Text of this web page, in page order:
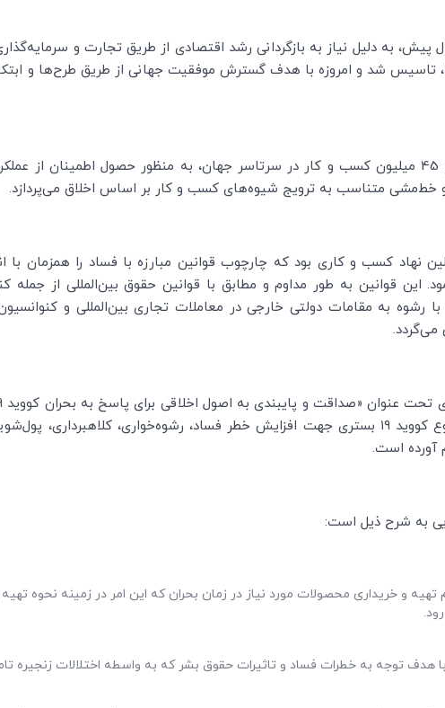
به دلیل نیاز به بازگردانی رشد اقتصادی از طریق تجارت و
تاسیس شد و امروزه با هدف گسترش موفقیت جهانی از طریق طرح­‌ها و
اتاق بازرگانی بین‌المللی به نمایندگی از بیش از 45 میلیون کسب و کار در سرتاسر جهان، به منظور
و خط‌مشی متناسب به ترویج شیوه‌های کسب و کار بر اساس اخلاق می‌پردازد.
1977، اولین نهاد کسب و کاری بود که چارچوب قوانین مبارزه با فساد را
این قوانین به طور مداوم و مطابق با قوانین حقوق بین‌المللی از
با رشوه به مقامات دولتی خارجی در معاملات تجاری بین‌المللی و
می‌گردد.
شرایط حاصل از این بیماری پرداخته است. شیوع کووید ۱۹ بستری جهت افزایش خطر فساد، رشوه‌خواری،
آورده است.
به شرح ذیل است:
و خریداری محصولات مورد نیاز در زمان بحران که این امر در زمینه نحوه
هدف توجه به خطرات فساد و تاثیرات حقوق بشر که به واسطه اختلالات زنجیره